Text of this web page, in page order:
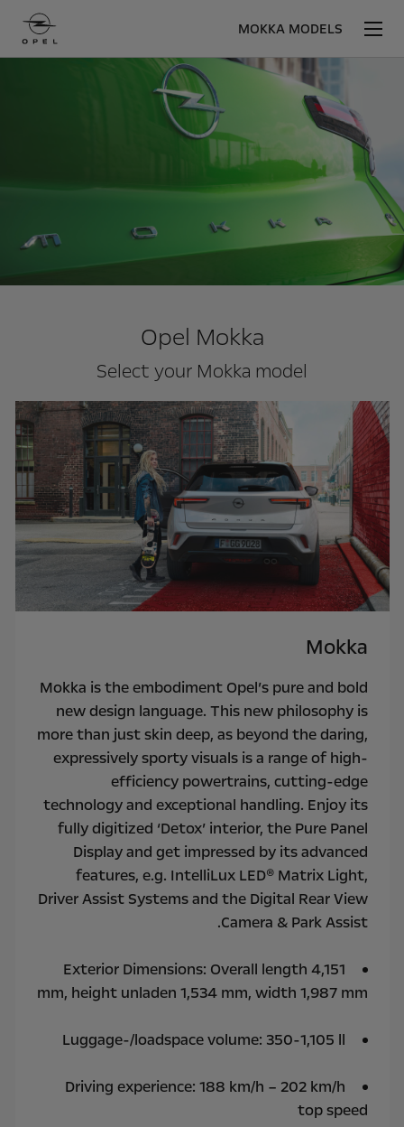
MOKKA MODELS
Opel Mokka
Select your Mokka model
Mokka
Mokka is the embodiment Opel’s pure and bold
new design language. This new philosophy is
more than just skin deep, as beyond the daring,
expressively sporty visuals is a range of high-
efficiency powertrains, cutting-edge
technology and exceptional handling. Enjoy its
fully digitized ‘Detox’ interior, the Pure Panel
Display and get impressed by its advanced
features, e.g. IntelliLux LED® Matrix Light,
Driver Assist Systems and the Digital Rear View
Camera & Park Assist.
Exterior Dimensions: Overall length 4,151
mm, height unladen 1,534 mm, width 1,987 mm
Luggage-/loadspace volume: 350-1,105 ll
Driving experience: 188 km/h – 202 km/h
top speed